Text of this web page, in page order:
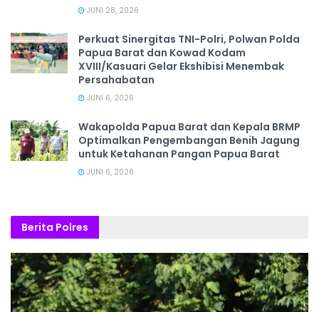
JUNI 28, 2026
‎Perkuat Sinergitas TNI-Polri, Polwan Polda
Papua Barat dan Kowad Kodam
XVIII/Kasuari Gelar Ekshibisi Menembak
Persahabatan
JUNI 6, 2026
Wakapolda Papua Barat dan Kepala BRMP
Optimalkan Pengembangan Benih Jagung
untuk Ketahanan Pangan Papua Barat
JUNI 6, 2026
Berita Polres